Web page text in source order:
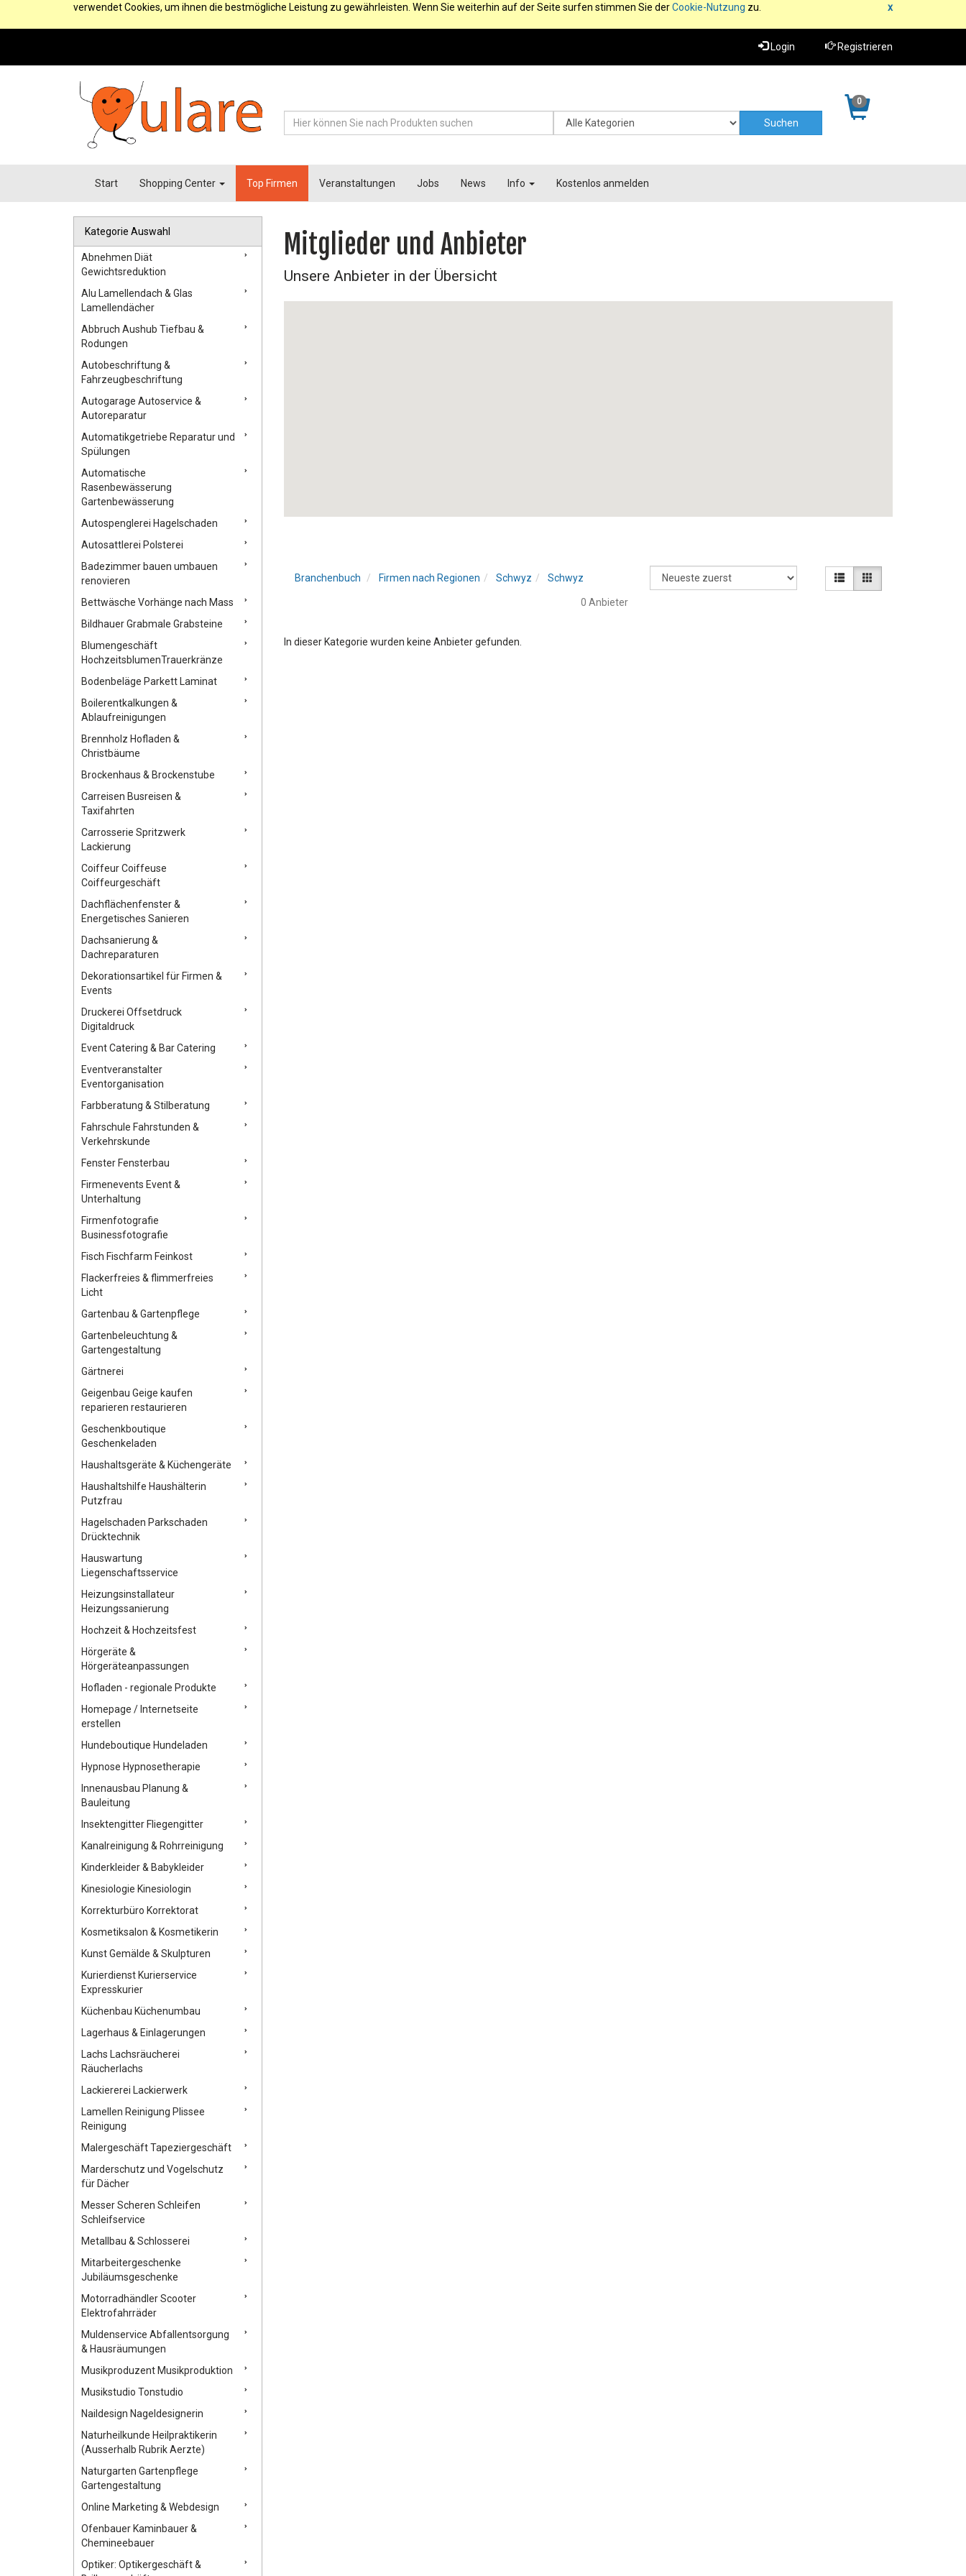
x
verwendet Cookies, um ihnen die bestmögliche Leistung zu gewährleisten. Wenn Sie weiterhin auf der Seite surfen stimmen Sie derCookie-Nutzung zu.
Login Registrieren
0
Start Shopping Center Top Firmen Veranstaltungen Jobs News Info Kostenlos anmelden
Mitglieder und Anbieter
Unsere Anbieter in der Übersicht
Branchenbuch Firmen nach Regionen Schwyz Schwyz
0 Anbieter
In dieser Kategorie wurden keine Anbieter gefunden.
Kategorie Auswahl
Abnehmen Diät
Gewichtsreduktion
Alu Lamellendach & Glas
Lamellendächer
Abbruch Aushub Tiefbau &
Rodungen
Autobeschriftung &
Fahrzeugbeschriftung
Autogarage Autoservice &
Autoreparatur
Automatikgetriebe Reparatur und
Spülungen
Automatische
Rasenbewässerung
Gartenbewässerung
Autospenglerei Hagelschaden
Autosattlerei Polsterei
Badezimmer bauen umbauen
renovieren
Bettwäsche Vorhänge nach Mass
Bildhauer Grabmale Grabsteine
Blumengeschäft
HochzeitsblumenTrauerkränze
Bodenbeläge Parkett Laminat
Boilerentkalkungen &
Ablaufreinigungen
Brennholz Hofladen &
Christbäume
Brockenhaus & Brockenstube
Carreisen Busreisen &
Taxifahrten
Carrosserie Spritzwerk
Lackierung
Coiffeur Coiffeuse
Coiffeurgeschäft
Dachflächenfenster &
Energetisches Sanieren
Dachsanierung &
Dachreparaturen
Dekorationsartikel für Firmen &
Events
Druckerei Offsetdruck
Digitaldruck
Event Catering & Bar Catering
Eventveranstalter
Eventorganisation
Farbberatung & Stilberatung
Fahrschule Fahrstunden &
Verkehrskunde
Fenster Fensterbau
Firmenevents Event &
Unterhaltung
Firmenfotografie
Businessfotografie
Fisch Fischfarm Feinkost
Flackerfreies & flimmerfreies
Licht
Gartenbau & Gartenpflege
Gartenbeleuchtung &
Gartengestaltung
Gärtnerei
Geigenbau Geige kaufen
reparieren restaurieren
Geschenkboutique
Geschenkeladen
Haushaltsgeräte & Küchengeräte
Haushaltshilfe Haushälterin
Putzfrau
Hagelschaden Parkschaden
Drücktechnik
Hauswartung
Liegenschaftsservice
Heizungsinstallateur
Heizungssanierung
Hochzeit & Hochzeitsfest
Hörgeräte &
Hörgeräteanpassungen
Hofladen - regionale Produkte
Homepage / Internetseite
erstellen
Hundeboutique Hundeladen
Hypnose Hypnosetherapie
Innenausbau Planung &
Bauleitung
Insektengitter Fliegengitter
Kanalreinigung & Rohrreinigung
Kinderkleider & Babykleider
Kinesiologie Kinesiologin
Korrekturbüro Korrektorat
Kosmetiksalon & Kosmetikerin
Kunst Gemälde & Skulpturen
Kurierdienst Kurierservice
Expresskurier
Küchenbau Küchenumbau
Lagerhaus & Einlagerungen
Lachs Lachsräucherei
Räucherlachs
Lackiererei Lackierwerk
Lamellen Reinigung Plissee
Reinigung
Malergeschäft Tapeziergeschäft
Marderschutz und Vogelschutz
für Dächer
Messer Scheren Schleifen
Schleifservice
Metallbau & Schlosserei
Mitarbeitergeschenke
Jubiläumsgeschenke
Motorradhändler Scooter
Elektrofahrräder
Muldenservice Abfallentsorgung
& Hausräumungen
Musikproduzent Musikproduktion
Musikstudio Tonstudio
Naildesign Nageldesignerin
Naturheilkunde Heilpraktikerin
(Ausserhalb Rubrik Aerzte)
Naturgarten Gartenpflege
Gartengestaltung
Online Marketing & Webdesign
Ofenbauer Kaminbauer &
Chemineebauer
Optiker: Optikergeschäft &